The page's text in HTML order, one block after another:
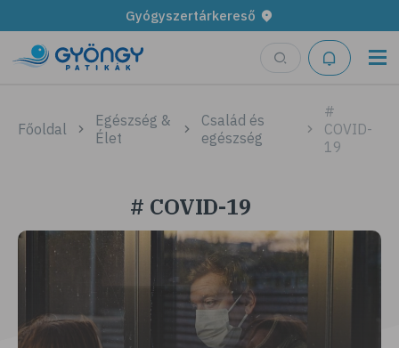
Gyógyszertárkereső
Főoldal
Egészség &
Élet
Család és
egészség
#
COVID-
19
# COVID-19